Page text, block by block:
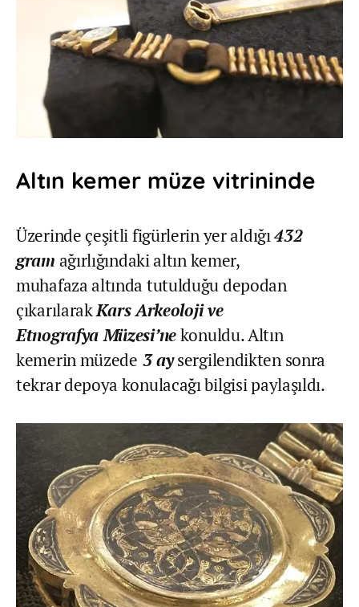
Altın kemer müze vitrininde
Üzerinde çeşitli figürlerin yer aldığı432
gram ağırlığındaki altın kemer,
muhafaza altında tutulduğu depodan
çıkarılarakKars Arkeoloji ve
Etnografya Müzesi’nekonuldu. Altın
kemerin müzede 3 aysergilendikten sonra
tekrar depoya konulacağı bilgisi paylaşıldı.